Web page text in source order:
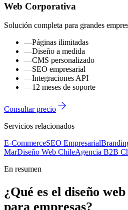
Web Corporativa
Solución completa para grandes
—Páginas ilimitadas
—Diseño a medida
—CMS personalizado
—SEO empresarial
—Integraciones API
—12 meses de soporte
Consultar precio
Servicios relacionados
E-CommerceSEO Empresarial
MarDiseño Web ChileAgencia B2B
En resumen
¿Qué es el diseño
para empresas?